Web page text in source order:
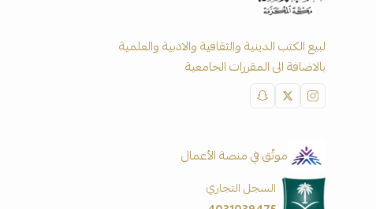
لبيع الكتب الدينية والثقافية والادبية والعلمية
بالاضافة الى المقررات الجامعية
موثّق في منصة الأعمال
السجل التجاري